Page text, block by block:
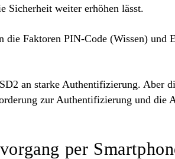
Sicherheit weiter erhöhen lässt.
die Faktoren PIN-Code (Wissen) und
an starke Authentifizierung. Aber
zur Authentifizierung und die
per